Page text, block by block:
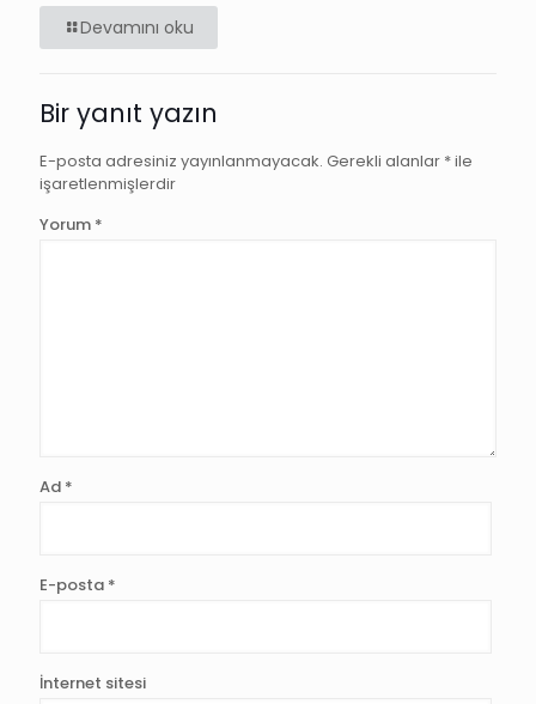
Devamını oku
Bir yanıt yazın
E-posta adresiniz yayınlanmayacak. Gerekli alanlar *ile
işaretlenmişlerdir
Yorum *
Ad *
E-posta *
İnternet sitesi